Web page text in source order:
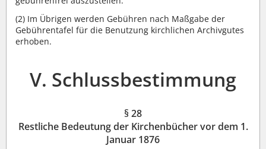
(2) Im Übrigen werden Gebühren nach Maßgabe der
Gebührentafel für die Benutzung kirchlichen Archivgutes
erhoben.
V. Schlussbestimmung
§ 28
Restliche Bedeutung der Kirchenbücher vor dem 1.
Januar 1876